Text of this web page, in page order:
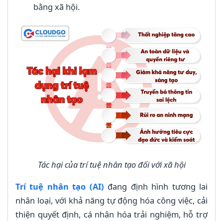
bằng xã hội.
Tác hại của trí tuệ nhân tạo đối với xã hội
Trí tuệ nhân tạo (AI) đang định hình tương lai
nhân loại, với khả năng tự động hóa công việc, cải
thiện quyết định, cá nhân hóa trải nghiệm, hỗ trợ